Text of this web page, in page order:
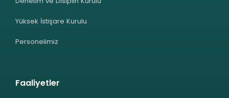
Yüksek İstişare Kurulu
Personelimiz
Faaliyetler